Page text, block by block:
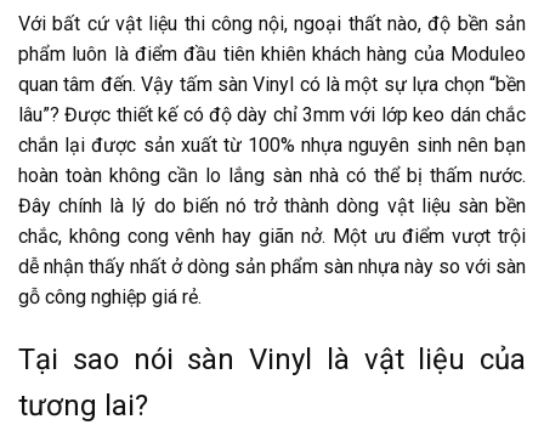
Với bất cứ vật liệu thi công nội, ngoại thất nào, độ bền sản
phẩm luôn là điểm đầu tiên khiên khách hàng của Moduleo
quan tâm đến. Vậy tấm sàn Vinyl có là một sự lựa chọn “bền
lâu”? Được thiết kế có độ dày chỉ 3mm với lớp keo dán chắc
chắn lại được sản xuất từ 100% nhựa nguyên sinh nên bạn
hoàn toàn không cần lo lắng sàn nhà có thể bị thấm nước.
Đây chính là lý do biến nó trở thành dòng vật liệu sàn bền
chắc, không cong vênh hay giãn nở. Một ưu điểm vượt trội
dễ nhận thấy nhất ở dòng sản phẩm sàn nhựa này so với sàn
gỗ công nghiệp giá rẻ.
Tại sao nói sàn Vinyl là vật liệu của
tương lai?